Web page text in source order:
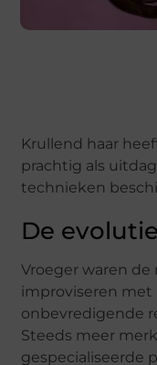
Krullend haar
prachtig als
technieken
De
Vroeger waren
improviseren
onbevredigende
Steeds meer
gespecialiseerde